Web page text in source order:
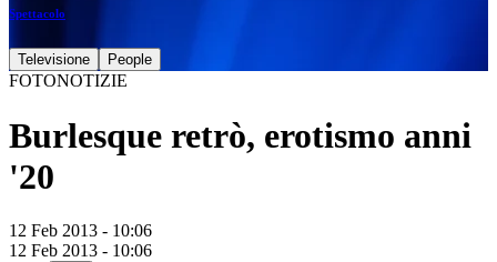
Spettacolo
Televisione People
FOTONOTIZIE
Burlesque retrò, erotismo anni
'20
12 Feb 2013 - 10:06
12 Feb 2013 - 10:06